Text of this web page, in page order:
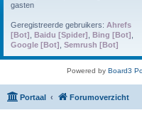
gasten
Geregistreerde gebruikers: Ahrefs
[Bot] Baidu [Spider] Bing [Bot]
Google [Bot] Semrush [Bot]
Powered by Board3
Portaal Forumoverzicht